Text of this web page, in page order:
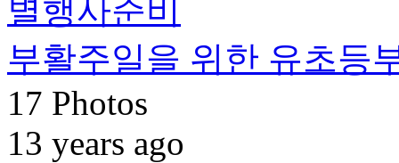
부활주일을 위한 유초등
17 Photos
13 years ago